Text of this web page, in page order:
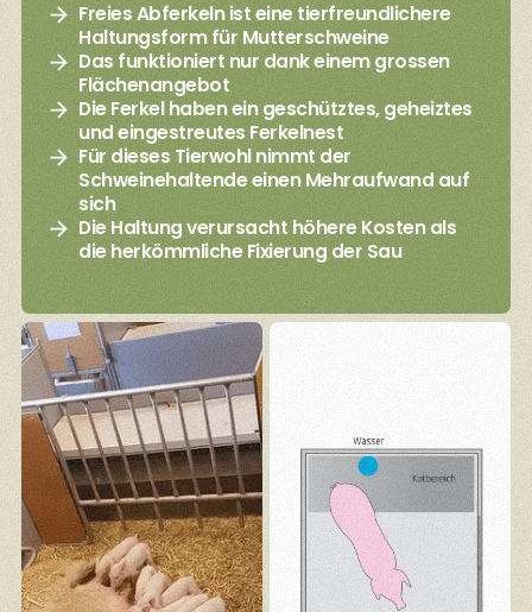
Freies Abferkeln ist eine tierfreundlichere
Haltungsform für Mutterschweine
Das funktioniert nur dank einem grossen
Flächenangebot
Die Ferkel haben ein geschütztes, geheiztes
und eingestreutes Ferkelnest
Für dieses Tierwohl nimmt der
Schweinehaltende einen Mehraufwand auf
sich
Die Haltung verursacht höhere Kosten als
die herkömmliche Fixierung der Sau